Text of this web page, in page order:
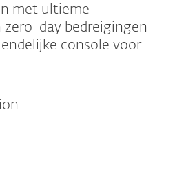
met ultieme
day bedreigingen
console voor